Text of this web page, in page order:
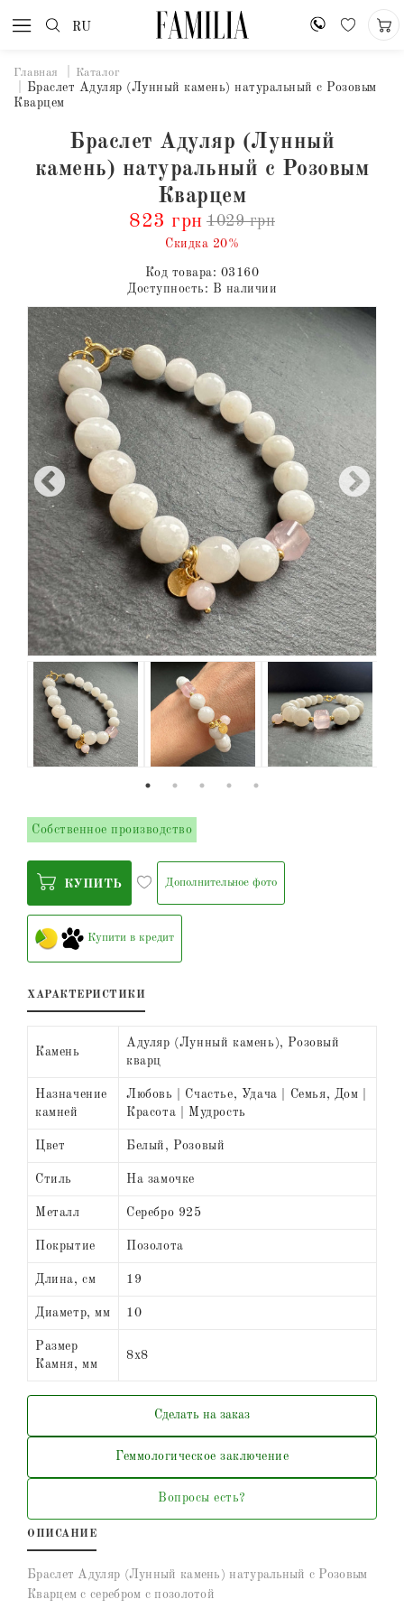
RU
Главная Каталог
Браслет Адуляр (Лунный камень) натуральный с Розовым
Кварцем
Браслет Адуляр (Лунный
камень) натуральный с Розовым
Кварцем
823 грн 1029 грн
Скидка 20%
Код товара: 03160
Доступность: В наличии
Собственное производство
КУПИТЬ Дополнительное фото
Купити в кредит
ХАРАКТЕРИСТИКИ
Камень
Адуляр (Лунный камень), Розовый
кварц
Назначение
камней
Любовь | Счастье, Удача | Семья, Дом |
Красота | Мудрость
Цвет Белый, Розовый
Стиль На замочке
Металл Серебро 925
Покрытие Позолота
Длина, см 19
Диаметр, мм 10
Размер
Камня, мм
8х8
Сделать на заказ
Геммологическое заключение
Вопросы есть?
ОПИСАНИЕ
Браслет Адуляр (Лунный камень) натуральный с Розовым
Кварцем с серебром с позолотой